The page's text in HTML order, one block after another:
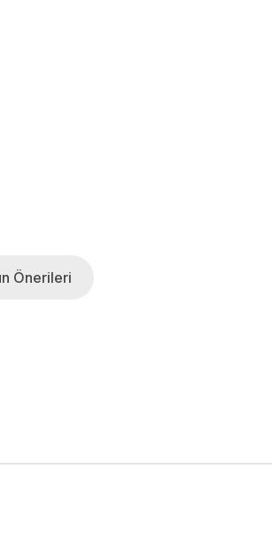
Önerileri